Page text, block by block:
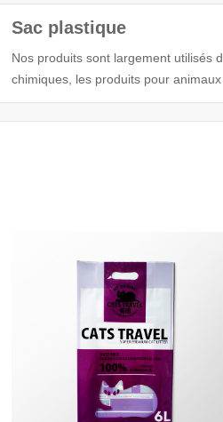
Sac plastique
Nos produits sont largement utilisés
chimiques, les produits pour